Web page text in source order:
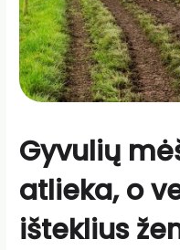
Gyvulių
atlieka, o
išteklius